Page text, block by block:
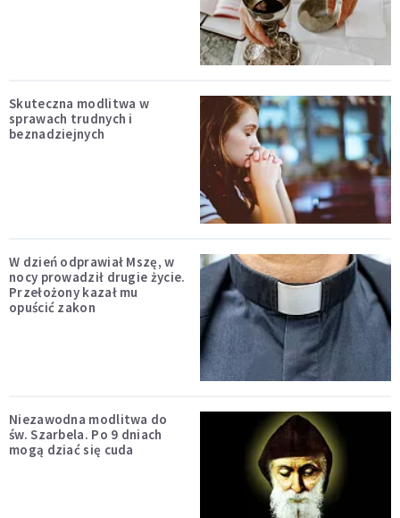
Skuteczna modlitwa w
sprawach trudnych i
beznadziejnych
W dzień odprawiał Mszę, w
nocy prowadził drugie życie.
Przełożony kazał mu
opuścić zakon
Niezawodna modlitwa do
św. Szarbela. Po 9 dniach
mogą dziać się cuda